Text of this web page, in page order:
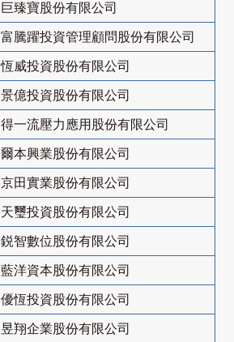
巨臻寶股份有限公司
富騰躍投資管理顧問股份有限公司
恆威投資股份有限公司
景億投資股份有限公司
得一流壓力應用股份有限公司
爾本興業股份有限公司
京田實業股份有限公司
天璽投資股份有限公司
鋭智數位股份有限公司
藍洋資本股份有限公司
優恆投資股份有限公司
昱翔企業股份有限公司